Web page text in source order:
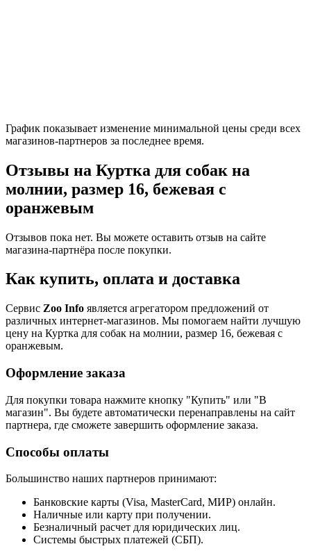
График показывает изменение минимальной цены среди всех
магазинов-партнеров за последнее время.
Отзывы на Куртка для собак на
молнии, размер 16, бежевая с
оранжевым
Отзывов пока нет. Вы можете оставить отзыв на сайте
магазина-партнёра после покупки.
Как купить, оплата и доставка
Сервис Zoo Info является агрегатором предложений от
различных интернет-магазинов. Мы помогаем найти лучшую
цену на Куртка для собак на молнии, размер 16, бежевая с
оранжевым.
Оформление заказа
Для покупки товара нажмите кнопку "Купить" или "В
магазин". Вы будете автоматически перенаправлены на сайт
партнера, где сможете завершить оформление заказа.
Способы оплаты
Большинство наших партнеров принимают:
Банковские карты (Visa, MasterCard, МИР) онлайн.
Наличные или карту при получении.
Безналичный расчет для юридических лиц.
Системы быстрых платежей (СБП).